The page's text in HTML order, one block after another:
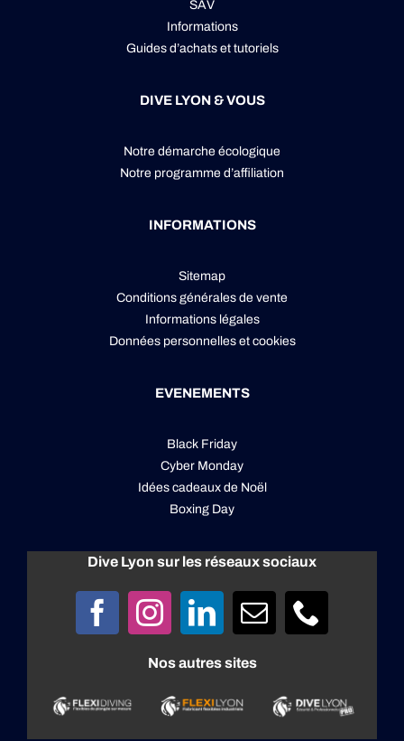
SAV
Informations
Guides d’achats et tutoriels
DIVE LYON & VOUS
Notre démarche écologique
Notre programme d’affiliation
INFORMATIONS
Sitemap
Conditions générales de vente
Informations légales
Données personnelleset cookies
EVENEMENTS
Black Friday
Cyber Monday
Idées cadeaux de Noël
Boxing Day
Dive Lyon sur les réseaux sociaux
Nos autres sites